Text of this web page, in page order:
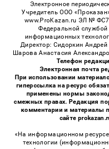
Электронное
Учредитель ООО
www.ProKazan.ru ЭЛ №
Федеральной службой
информационных
Директор: Сидоркин
Шарова Анастасия
Телефон
Электронная почта
При использовании
гиперссылка на ресурс
применены нормы
смежных правах. Редакция
комментарии и материалы
сайте
«На информационном
технологии